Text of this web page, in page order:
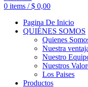
0 items / $ 0,00
Pagina De Inicio
QUIÉNES SOMOS
Quienes
Nuestra
Nuestro
Nuestros
Los Paises
Productos